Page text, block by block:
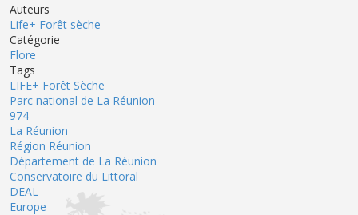
Auteurs
Life+ Forêt sèche
Catégorie
Flore
Tags
LIFE+ Forêt Sèche
Parc national de La Réunion
974
La Réunion
Région Réunion
Département de La Réunion
Conservatoire du Littoral
DEAL
Europe